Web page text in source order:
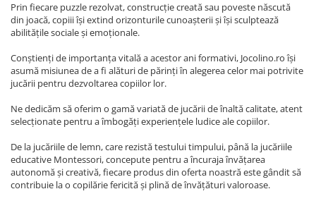
Prin fiecare puzzle rezolvat, construcție creată sau poveste născută
din joacă, copiii își extind orizonturile cunoașterii și își sculptează
abilitățile sociale și emoționale.
Conștienți de importanța vitală a acestor ani formativi, Jocolino.ro își
asumă misiunea de a fi alături de părinți în alegerea celor mai potrivite
jucării pentru dezvoltarea copiilor lor.
Ne dedicăm să oferim o gamă variată de jucării de înaltă calitate, atent
selecționate pentru a îmbogăți experiențele ludice ale copiilor.
De la jucăriile de lemn, care rezistă testului timpului, până la jucăriile
educative Montessori, concepute pentru a încuraja învățarea
autonomă și creativă, fiecare produs din oferta noastră este gândit să
contribuie la o copilărie fericită și plină de învățături valoroase.